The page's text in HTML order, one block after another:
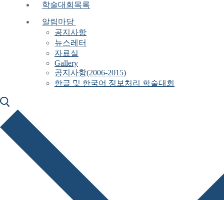
학술대회목록
알림마당
공지사항
뉴스레터
자료실
Gallery
공지사항(2006-2015)
한글 및 한국어 정보처리 학술대회